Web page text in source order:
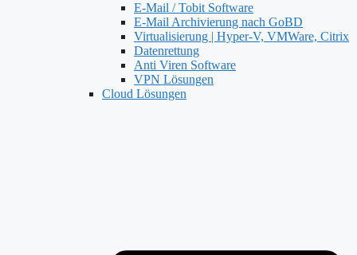
E-Mail / Tobit Software
E-Mail Archivierung nach GoBD
Virtualisierung | Hyper-V, VMWare, Citrix
Datenrettung
Anti Viren Software
VPN Lösungen
Cloud Lösungen